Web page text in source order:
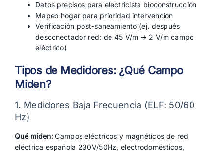
Datos precisos para electricista bioconstrucción
Mapeo hogar para prioridad intervención
Verificación post-saneamiento (ej. después
desconectador red: de 45 V/m → 2 V/m campo
eléctrico)
Tipos de Medidores: ¿Qué Campo
Miden?
1. Medidores Baja Frecuencia (ELF: 50/60
Hz)
Qué miden: Campos eléctricos y magnéticos de red
eléctrica española 230V/50Hz, electrodomésticos,